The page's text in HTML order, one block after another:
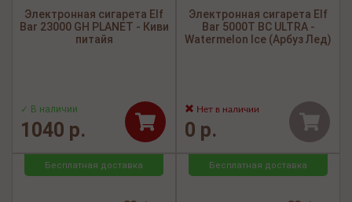
Электронная сигарета Elf
Bar 23000 GH PLANET - Киви
питайя
✓ В наличии
1040 р.
Электронная сигарета Elf
Bar 5000Т BC ULTRA -
Watermelon Ice (Арбуз Лед)
Нет в наличии
0 р.
Бесплатная доставка Бесплатная доставка